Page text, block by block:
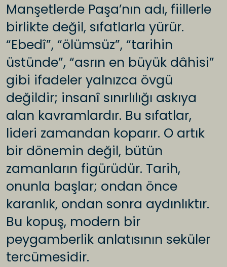
Manşetlerde Paşa’nın adı, fiillerle
birlikte değil, sıfatlarla yürür.
“Ebedî”, “ölümsüz”, “tarihin
üstünde”, “asrın en büyük dâhisi”
gibi ifadeler yalnızca övgü
değildir; insanî sınırlılığı askıya
alan kavramlardır. Bu sıfatlar,
lideri zamandan koparır. O artık
bir dönemin değil, bütün
zamanların figürüdür. Tarih,
onunla başlar; ondan önce
karanlık, ondan sonra aydınlıktır.
Bu kopuş, modern bir
peygamberlik anlatısının seküler
tercümesidir.